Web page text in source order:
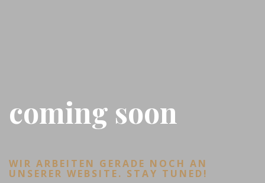
coming soon
WIR ARBEITEN GERADE NOCH AN
UNSERER WEBSITE. STAY TUNED!